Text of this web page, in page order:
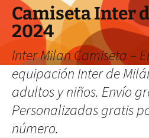
Camiseta Inter
2024
Inter Milan Camiseta –
equipación Inter de
adultos y niños. Envío
Personalizadas gratis
número.